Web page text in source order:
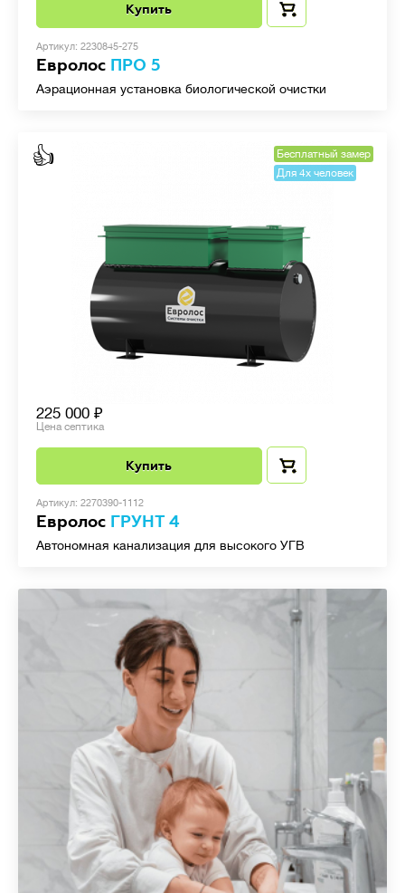
Купить
Артикул: 2230845-275
Евролос ПРО 5
Аэрационная установка биологической очистки
👍
Бесплатный замер
Для 4х человек
225 000
Цена септика
Купить
Артикул: 2270390-1112
Евролос ГРУНТ 4
Автономная канализация для высокого УГВ